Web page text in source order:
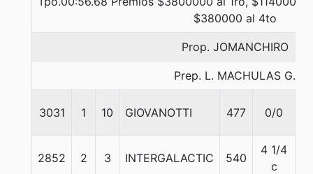
$380000 al 4to
Prop. JOMANCHIRO
Prep. L. MACHULAS G.
3031 1 10 GIOVANOTTI 477 0/0
2852 2 3 INTERGALACTIC 540
4 1/4
c